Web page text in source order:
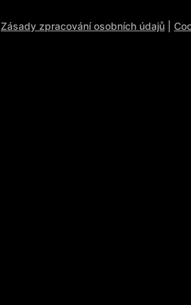
Zásady zpracování osobních údajů